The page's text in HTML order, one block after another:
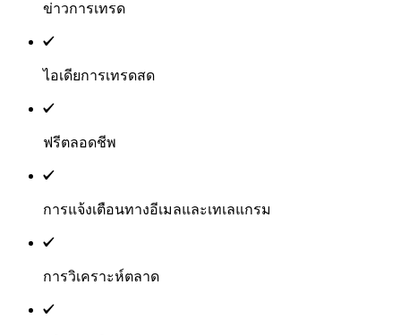
ข่าวการเทรด
ไอเดียการเทรดสด
ฟรีตลอดชีพ
การแจ้งเตือนทางอีเมลและเทเลแกรม
การวิเคราะห์ตลาด